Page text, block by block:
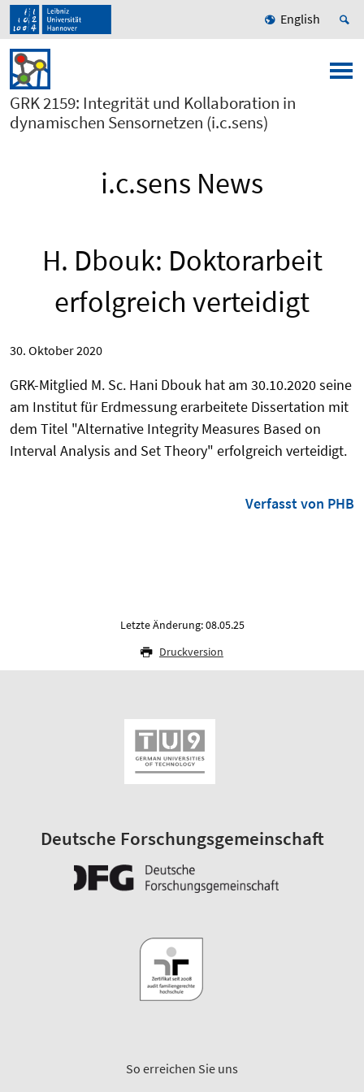
English
GRK 2159: Integrität und Kollaboration in
dynamischen Sensornetzen (i.c.sens)
i.c.sens News
H. Dbouk: Doktorarbeit
erfolgreich verteidigt
30. Oktober 2020
GRK-Mitglied M. Sc. Hani Dbouk hat am 30.10.2020 seine
am Institut für Erdmessung erarbeitete Dissertation mit
dem Titel "Alternative Integrity Measures Based on
Interval Analysis and Set Theory" erfolgreich verteidigt.
Verfasst von PHB
Letzte Änderung: 08.05.25
Druckversion
Deutsche Forschungsgemeinschaft
So erreichen Sie uns